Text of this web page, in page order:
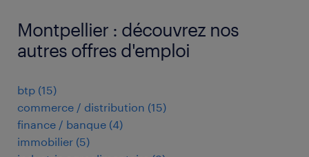
Montpellier : découvrez nos
autres offres d'emploi
btp (15)
commerce / distribution (15)
finance / banque (4)
immobilier (5)